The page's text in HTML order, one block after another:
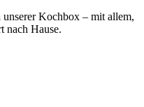
Kochbox – mit allem,
nach Hause.